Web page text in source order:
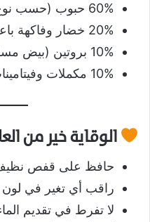
60% حبوب (حسب نوع الطائر)
20% خضار وفاكهة باعتدال
10% بروتين (بيض مسلوق – حشرات)
10% مكملات وفيتامينات
الوقاية خير من
حافظ على قفص
راقب أي تغير في لون
لا تفرط في تقديم